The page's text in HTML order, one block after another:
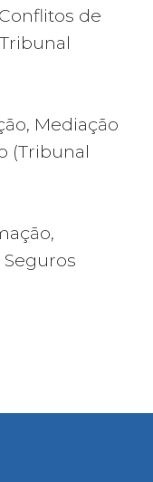
de
Mediação
(Tribunal